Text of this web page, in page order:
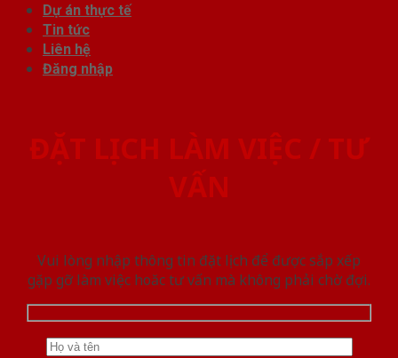
Dự án thực tế
Tin tức
Liên hệ
Đăng nhập
ĐẶT LỊCH LÀM VIỆC / TƯ
VẤN
Vui lòng nhập thông tin đặt lịch để được sắp xếp
gặp gỡ làm việc hoăc tư vấn mà không phải chờ đợi.